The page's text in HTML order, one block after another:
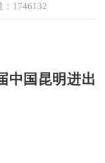
1746132
中国昆明进出